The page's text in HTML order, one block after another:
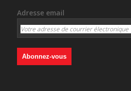
Adresse email